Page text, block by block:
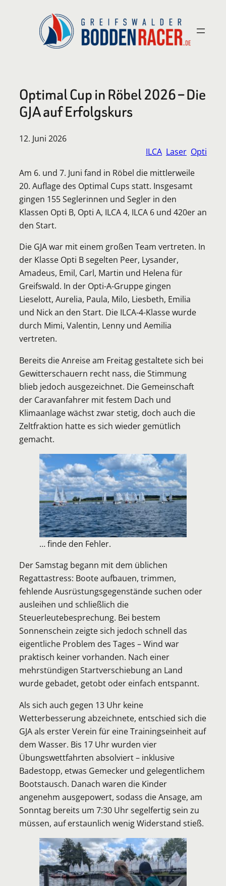
Optimal Cup in Röbel 2026 – Die
GJA auf Erfolgskurs
12. Juni 2026
ILCA Laser Opti
Am 6. und 7. Juni fand in Röbel die mittlerweile
20. Auflage des Optimal Cups statt. Insgesamt
gingen 155 Seglerinnen und Segler in den
Klassen Opti B, Opti A, ILCA 4, ILCA 6 und 420er an
den Start.
Die GJA war mit einem großen Team vertreten. In
der Klasse Opti B segelten Peer, Lysander,
Amadeus, Emil, Carl, Martin und Helena für
Greifswald. In der Opti-A-Gruppe gingen
Lieselott, Aurelia, Paula, Milo, Liesbeth, Emilia
und Nick an den Start. Die ILCA-4-Klasse wurde
durch Mimi, Valentin, Lenny und Aemilia
vertreten.
Bereits die Anreise am Freitag gestaltete sich bei
Gewitterschauern recht nass, die Stimmung
blieb jedoch ausgezeichnet. Die Gemeinschaft
der Caravanfahrer mit festem Dach und
Klimaanlage wächst zwar stetig, doch auch die
Zeltfraktion hatte es sich wieder gemütlich
gemacht.
… finde den Fehler.
Der Samstag begann mit dem üblichen
Regattastress: Boote aufbauen, trimmen,
fehlende Ausrüstungsgegenstände suchen oder
ausleihen und schließlich die
Steuerleutebesprechung. Bei bestem
Sonnenschein zeigte sich jedoch schnell das
eigentliche Problem des Tages – Wind war
praktisch keiner vorhanden. Nach einer
mehrstündigen Startverschiebung an Land
wurde gebadet, getobt oder einfach entspannt.
Als sich auch gegen 13 Uhr keine
Wetterbesserung abzeichnete, entschied sich die
GJA als erster Verein für eine Trainingseinheit auf
dem Wasser. Bis 17 Uhr wurden vier
Übungswettfahrten absolviert – inklusive
Badestopp, etwas Gemecker und gelegentlichem
Bootstausch. Danach waren die Kinder
angenehm ausgepowert, sodass die Ansage, am
Sonntag bereits um 7:30 Uhr segelfertig sein zu
müssen, auf erstaunlich wenig Widerstand stieß.